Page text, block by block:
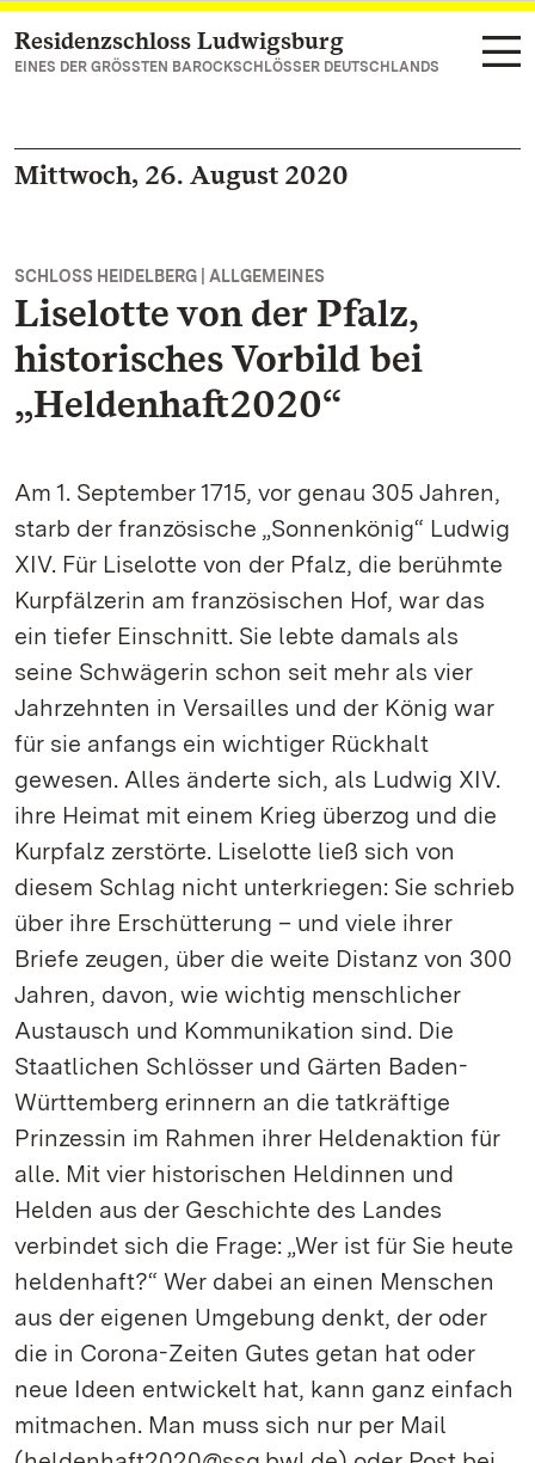
Zum Hauptinhalt springen
Residenzschloss Ludwigsburg
EINES DER GRÖSSTEN BAROCKSCHLÖSSER DEUTSCHLANDS
Mittwoch, 26. August 2020
SCHLOSS HEIDELBERG | ALLGEMEINES
Liselotte von der Pfalz,
historisches Vorbild bei
„Heldenhaft2020“
Am 1. September 1715, vor genau 305 Jahren,
starb der französische „Sonnenkönig“ Ludwig
XIV. Für Liselotte von der Pfalz, die berühmte
Kurpfälzerin am französischen Hof, war das
ein tiefer Einschnitt. Sie lebte damals als
seine Schwägerin schon seit mehr als vier
Jahrzehnten in Versailles und der König war
für sie anfangs ein wichtiger Rückhalt
gewesen. Alles änderte sich, als Ludwig XIV.
ihre Heimat mit einem Krieg überzog und die
Kurpfalz zerstörte. Liselotte ließ sich von
diesem Schlag nicht unterkriegen: Sie schrieb
über ihre Erschütterung – und viele ihrer
Briefe zeugen, über die weite Distanz von 300
Jahren, davon, wie wichtig menschlicher
Austausch und Kommunikation sind. Die
Staatlichen Schlösser und Gärten Baden-
Württemberg erinnern an die tatkräftige
Prinzessin im Rahmen ihrer Heldenaktion für
alle. Mit vier historischen Heldinnen und
Helden aus der Geschichte des Landes
verbindet sich die Frage: „Wer ist für Sie heute
heldenhaft?“ Wer dabei an einen Menschen
aus der eigenen Umgebung denkt, der oder
die in Corona-Zeiten Gutes getan hat oder
neue Ideen entwickelt hat, kann ganz einfach
mitmachen. Man muss sich nur per Mail